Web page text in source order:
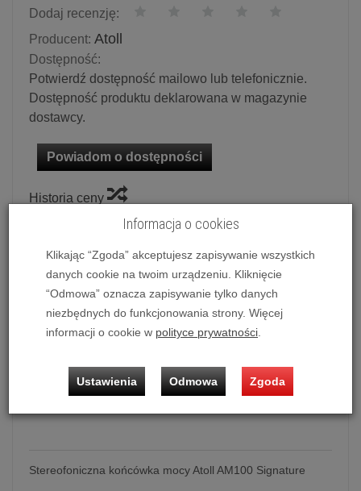
Dodaj recenzję:
Producent: Atoll
Dostępność:
Potwierdź dostępność mailowo lub telefonicznie.
Dostępność produktu deklarowana w magazynie
dostawcy.
Powiadom o dostępności
Historia ceny
Dostępna kolorystyka
Czarny
Ilość:
dodaj do koszyka
Stereofoniczna końcówka mocy Atoll AM100 Signature
Informacja o cookies
Klikając “Zgoda” akceptujesz zapisywanie wszystkich
danych cookie na twoim urządzeniu. Kliknięcie
“Odmowa” oznacza zapisywanie tylko danych
niezbędnych do funkcjonowania strony. Więcej
informacji o cookie w polityce prywatności
Ustawienia Odmowa Zgoda